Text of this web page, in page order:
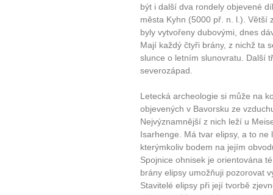
být i další dva rondely objevené
města Kyhn (5000 př. n. l.). Větší
byly vytvořeny dubovými, dnes
Mají každý čtyři brány, z nichž ta
slunce o letním slunovratu. Další
severozápad.
Letecká archeologie si může na
objevených v Bavorsku ze
Nejvýznamnější z nich leží u
Isarhenge. Má tvar elipsy, a to
kterýmkoliv bodem na jejím
Spojnice ohnisek je orientována
brány elipsy umožňuji pozorovat
Stavitelé elipsy při její tvorbě